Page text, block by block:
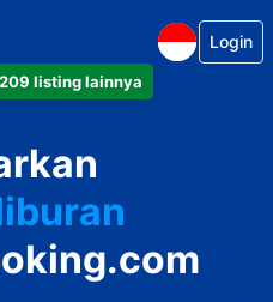
listing lainnya
Login